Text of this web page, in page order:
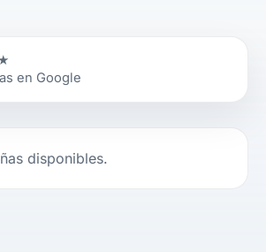
en Google
disponibles.